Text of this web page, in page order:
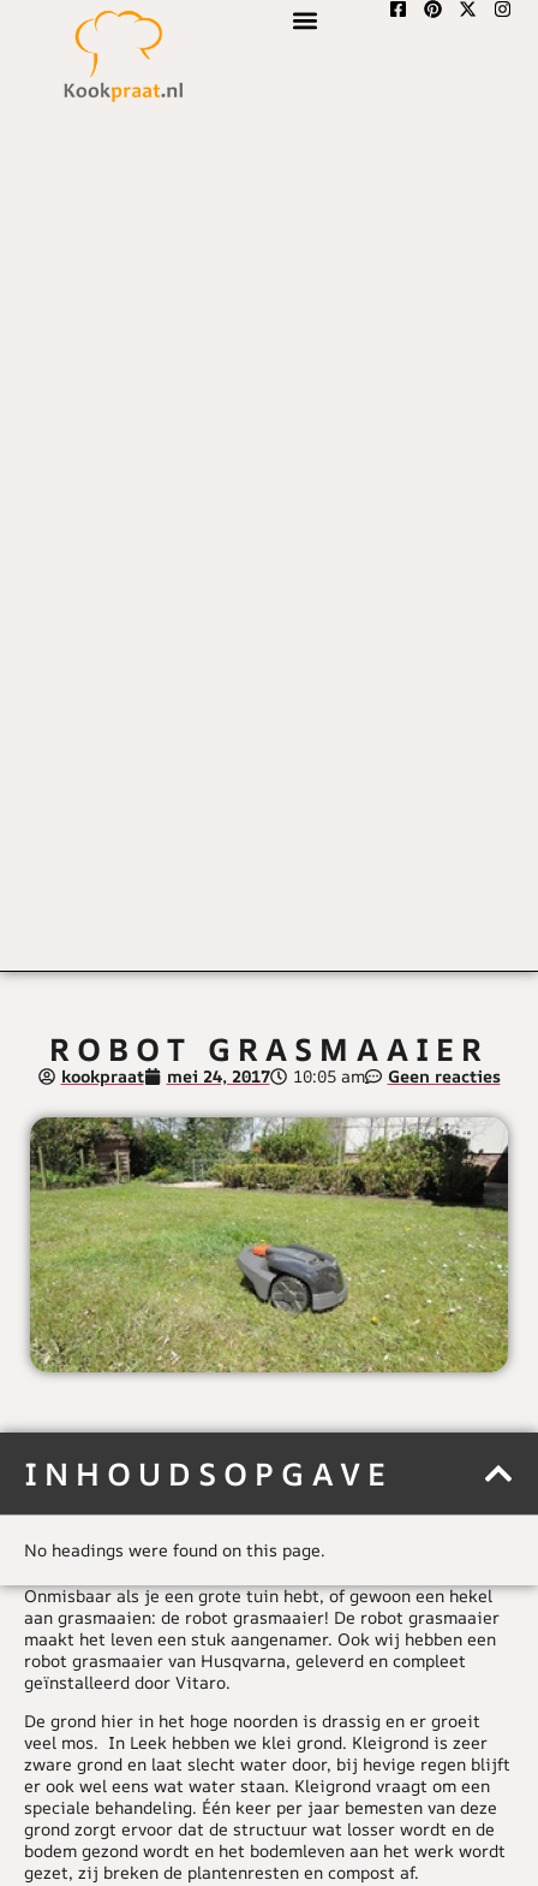
ROBOT GRASMAAIER
kookpraat mei 24, 2017 10:05 am Geen reacties
INHOUDSOPGAVE
No headings were found on this page.
Onmisbaar als je een grote tuin hebt, of gewoon een hekel
aan grasmaaien: de robot grasmaaier! De robot grasmaaier
maakt het leven een stuk aangenamer. Ook wij hebben een
robot grasmaaier van Husqvarna, geleverd en compleet
geïnstalleerd door Vitaro.
De grond hier in het hoge noorden is drassig en er groeit
veel mos. In Leek hebben we klei grond. Kleigrond is zeer
zware grond en laat slecht water door, bij hevige regen blijft
er ook wel eens wat water staan. Kleigrond vraagt om een
speciale behandeling. Één keer per jaar bemesten van deze
grond zorgt ervoor dat de structuur wat losser wordt en de
bodem gezond wordt en het bodemleven aan het werk wordt
gezet, zij breken de plantenresten en compost af.